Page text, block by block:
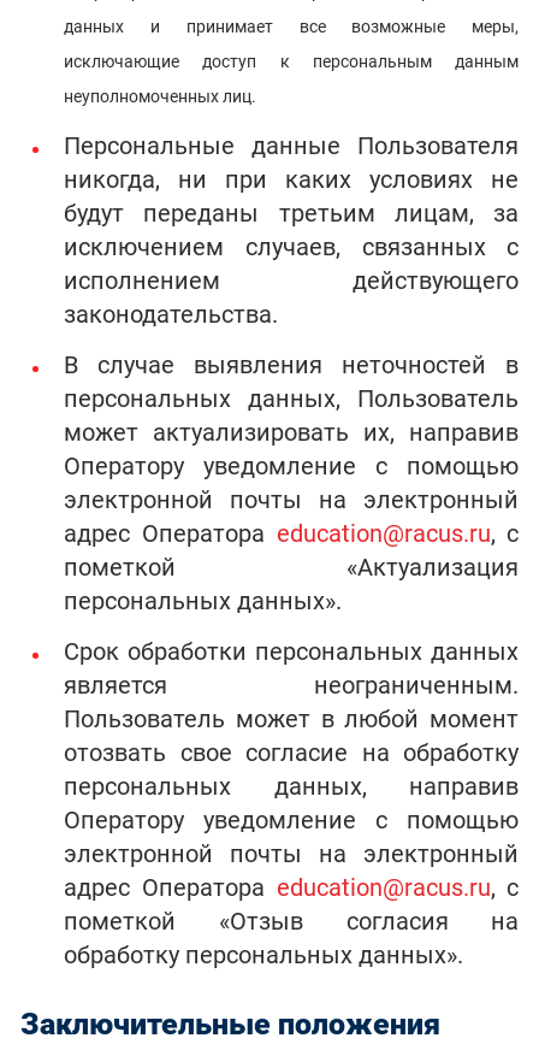
данных и принимает все возможные меры,
исключающие доступ к персональным данным
неуполномоченных лиц.
Персональные данные Пользователя
никогда, ни при каких условиях не
будут переданы третьим лицам, за
исключением случаев, связанных с
исполнением действующего
законодательства.
В случае выявления неточностей в
персональных данных, Пользователь
может актуализировать их, направив
Оператору уведомление с помощью
электронной почты на электронный
адрес Оператора education@racus.ru, с
пометкой «Актуализация
персональных данных».
Срок обработки персональных данных
является неограниченным.
Пользователь может в любой момент
отозвать свое согласие на обработку
персональных данных, направив
Оператору уведомление с помощью
электронной почты на электронный
адрес Оператора education@racus.ru, с
пометкой «Отзыв согласия на
обработку персональных данных».
Заключительные положения